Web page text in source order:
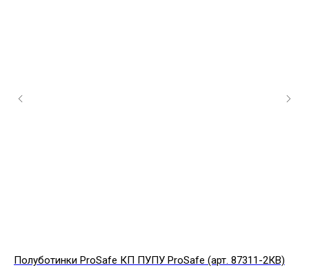
Полуботинки ProSafe КП ПУПУ ProSafe (арт. 87311-2КВ)